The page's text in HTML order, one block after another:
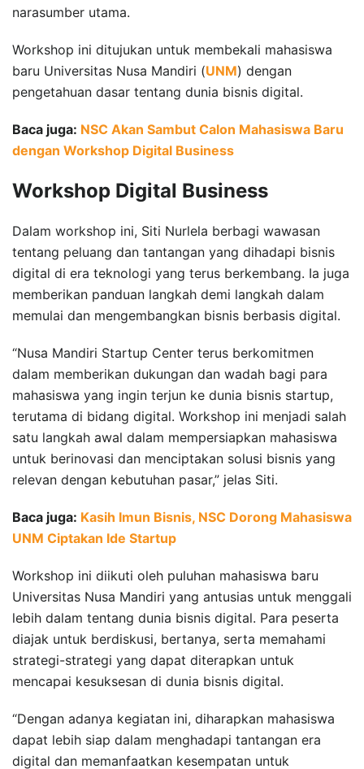
narasumber utama.
Workshop ini ditujukan untuk membekali mahasiswa
baru Universitas Nusa Mandiri (UNM) dengan
pengetahuan dasar tentang dunia bisnis digital.
Baca juga: NSC Akan Sambut Calon Mahasiswa Baru
dengan Workshop Digital Business
Workshop Digital Business
Dalam workshop ini, Siti Nurlela berbagi wawasan
tentang peluang dan tantangan yang dihadapi bisnis
digital di era teknologi yang terus berkembang. Ia juga
memberikan panduan langkah demi langkah dalam
memulai dan mengembangkan bisnis berbasis digital.
“Nusa Mandiri Startup Center terus berkomitmen
dalam memberikan dukungan dan wadah bagi para
mahasiswa yang ingin terjun ke dunia bisnis startup,
terutama di bidang digital. Workshop ini menjadi salah
satu langkah awal dalam mempersiapkan mahasiswa
untuk berinovasi dan menciptakan solusi bisnis yang
relevan dengan kebutuhan pasar,” jelas Siti.
Baca juga: Kasih Imun Bisnis, NSC Dorong Mahasiswa
UNM Ciptakan Ide Startup
Workshop ini diikuti oleh puluhan mahasiswa baru
Universitas Nusa Mandiri yang antusias untuk menggali
lebih dalam tentang dunia bisnis digital. Para peserta
diajak untuk berdiskusi, bertanya, serta memahami
strategi-strategi yang dapat diterapkan untuk
mencapai kesuksesan di dunia bisnis digital.
“Dengan adanya kegiatan ini, diharapkan mahasiswa
dapat lebih siap dalam menghadapi tantangan era
digital dan memanfaatkan kesempatan untuk